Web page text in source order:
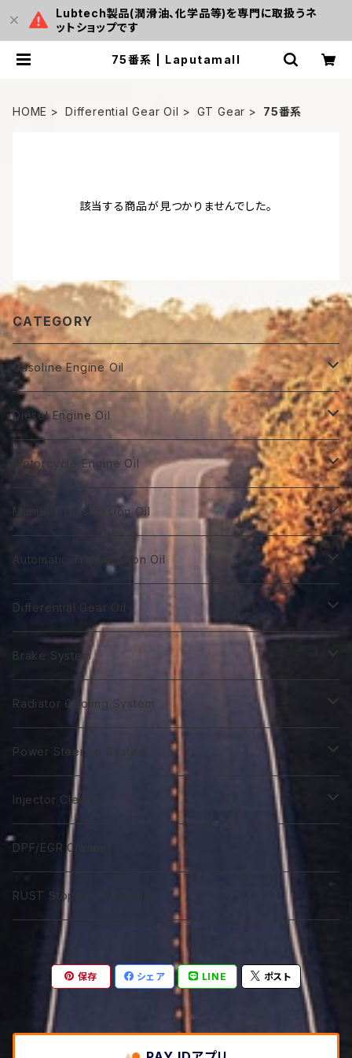
Lubtech製品(潤滑油、化学品等)を専門に取扱うネ
ットショップです
75番系 | Laputamall
HOME Differential Gear Oil GT Gear 75番系
該当する商品が見つかりませんでした。
CATEGORY
Gasoline Engine Oil
GT Racing
GTR 0W-10
GTR 0Ｗ-20
GTR 10W-30
GTR 5Ｗ-40
GTR 10W-40
GTR 5W-50
GTR 10W-50
GTR 20W-50
GTR 10W-60
GT Autobahn
GTA 0W-20
GTA 5W-20
GTA 5W-30
GTA 5W-40
GTA 10W-40
GTA 15W-50
GTA 20W-50
Hybrid Car Oil
First 0W-10
First 0W-20
First 0W30
Excel 0W-20
Excel 0W-30
Excel 0W-40
Sport 0W-20
Sport 0W-30
Sport 0W-40
Super Touring
ST 0W-20
ST 0W-30
ST 10W-40
ST 5W-50
ST 10W-50
ST 15W-50
Sports VGX
VGX 0W-16
VGX 0W-20
VGX 5W-30
VGX 0W-40
VGX 5W-40
VGX 10W-40
VGX 5W-50
Classico
Classico 10W-40
Classico 15W-40
Classico 20W-40
Classico 5W-50
Classico 15W-50
Classico 20W-50A
Classico 20W-50B
Diesel Engine Oil
Diesel Power DL-1
DL-1 0W-30
DL-1 5W-30
Diesel Power DH-2
DH-2 10W-30
DH-2 15W-40
DH-2 20W-50 ＊
Sports VGX SN EURO-8
Euro C2 0W-30
Euro C2 5W-30
Euro C3 5W-40
Sports VGX SN EURO-12
Euro C3 0W-30
Euro C3 5W-30
Euro C3 5W-40
Motorcycle Engine Oil
Biker 4T
Biker 4T Type R
Biker 4T Type S
Biker 4T Type N
Biker 4T Type L
Biker 2T
Biker 2T Type R
Biker 2T Type S
Biker 2T Type N
Manual Transmission Oil
Racing Gear
75番系
80番系
75W-90
75W-120
85W-90
85W-140
GT Gear
60番系
70番系
75W-120
75W-140
85W-140
Syn Gear
70番系
75番系
90番系
75W-120
75W-140
Extra Gear
75番系
80番系
85番系
75W-90
Automatic Transmission Oil
ATF Spec -Ⅰ
ATF Spec -Ⅱ
ATF Spec -Ⅲ⁺
ATF Spec -Ⅲ⁺L
ATF Spec -Ⅲ⁺X
ATF Spec -Ⅲ⁺RSZ
ATF Spec -Ⅵ
DCTF Type R
ATF LVF
Differential Gear Oil
GT Gear
75番系
80番系
120番系
Syn Gear
75番系
80番系
90番系
Extra Gear
75番系
80番系
Syn Gear 250
85W-250
85W-250M
Brake System
Racing 650
Super 510
Sport 400
Sport 300
Radiator Cooling System
Super DX Coolant
Coolish Energy
Coolant Restore
Coolant Leakstpper
Power Steering System
PSF type R
PSF type Ｎ
Injector Cleaner
M IC D
M IC G
DPF/EGR Cleaner
RUST Stopper & Release
保存 シェア LINE ポスト